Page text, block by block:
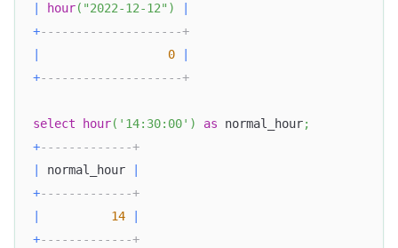
hour( "2022-12-12" )
+--------------------+
0
+--------------------+
select hour( '14:30:00' ) as normal_hour;
+-------------+
normal_hour
+-------------+
14
+-------------+